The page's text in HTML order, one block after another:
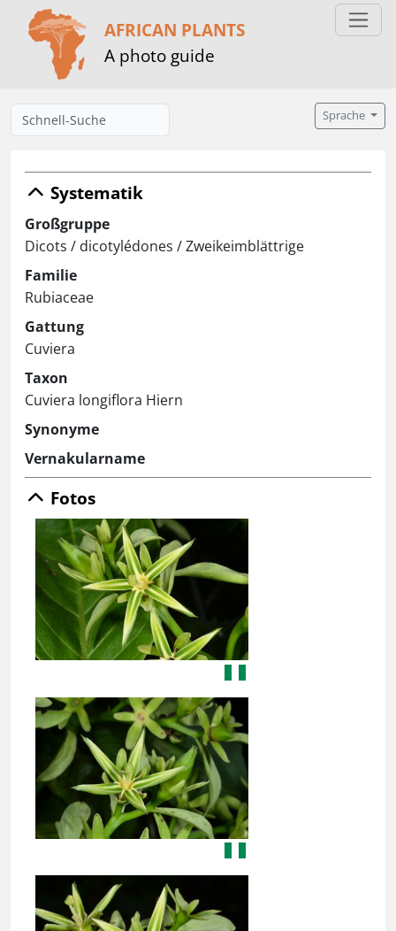
AFRICAN PLANTS
A photo guide
Sprache
Systematik
Großgruppe
Dicots / dicotylédones / Zweikeimblättrige
Familie
Rubiaceae
Gattung
Cuviera
Taxon
Cuviera longiflora Hiern
Synonyme
Vernakularname
Fotos